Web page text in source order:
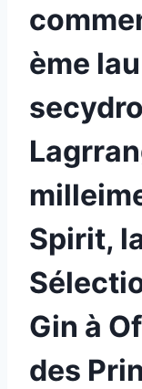
ème
Spirit,
Gin à
des